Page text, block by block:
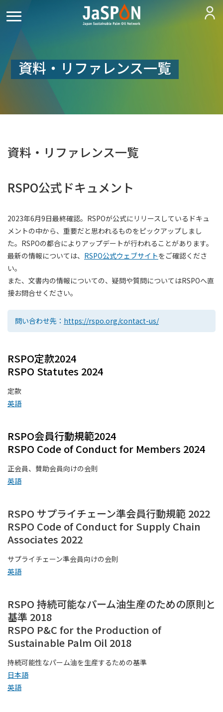
資料・リファレンス一覧
資料・リファレンス一覧
RSPO公式ドキュメント
2023年6月9日最終確認。RSPOが公式にリリースしているドキュ
メントの中から、重要だと思われるものをピックアップしまし
た。RSPOの都合によりアップデートが行われることがあります。
最新の情報については、 RSPO公式ウェブサイトをご確認くださ
い。
また、文書内の情報についての、疑問や質問についてはRSPOへ直
接お問合せください。
問い合わせ先： https://rspo.org/contact-us/
RSPO定款2024
RSPO Statutes 2024
定款
英語
RSPO会員行動規範2024
RSPO Code of Conduct for Members 2024
正会員、賛助会員向けの会則
英語
RSPO サプライチェーン準会員行動規範 2022
RSPO Code of Conduct for Supply Chain
Associates 2022
サプライチェーン準会員向けの会則
英語
RSPO 持続可能なパーム油生産のための原則と
基準 2018
RSPO P&C for the Production of
Sustainable Palm Oil 2018
持続可能性なパーム油を生産するための基準
日本語
英語